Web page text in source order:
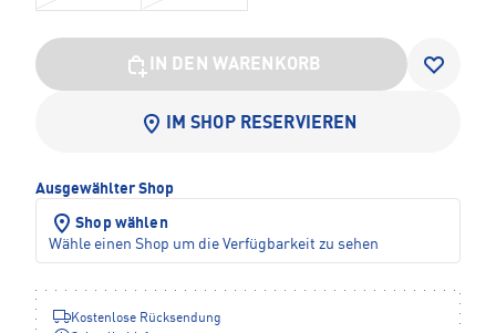
IN DEN WARENKORB
IM SHOP RESERVIEREN
Ausgewählter Shop
Shop wählen
Wähle einen Shop um die Verfügbarkeit zu sehen
Kostenlose Rücksendung